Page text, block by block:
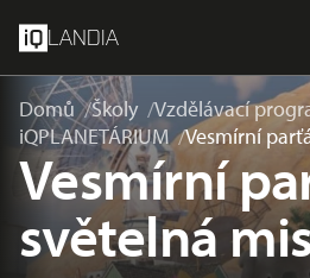
LANDIA
Domů Školy
Vzdělávací
iQPLANETÁRIUM
Vesmírní
Vesmírní
světelná